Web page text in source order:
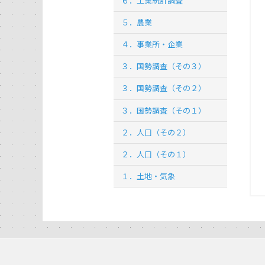
５．農業
４．事業所・企業
３．国勢調査（その３）
３．国勢調査（その２）
３．国勢調査（その１）
２．人口（その２）
２．人口（その１）
１．土地・気象